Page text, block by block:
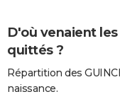
D'où venaient
quittés ?
Répartition des
naissance.